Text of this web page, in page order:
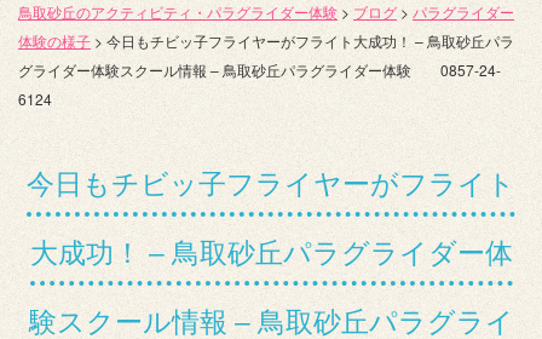
鳥取砂丘のアクティビティ・パラグライダー体験 > ブログ > パラグライダー
体験の様子 > 今日もチビッ子フライヤーがフライト大成功！ – 鳥取砂丘パラ
グライダー体験スクール情報 – 鳥取砂丘パラグライダー体験 0857-24-
6124
今日もチビッ子フライヤーがフライト
大成功！ – 鳥取砂丘パラグライダー体
験スクール情報 – 鳥取砂丘パラグライ